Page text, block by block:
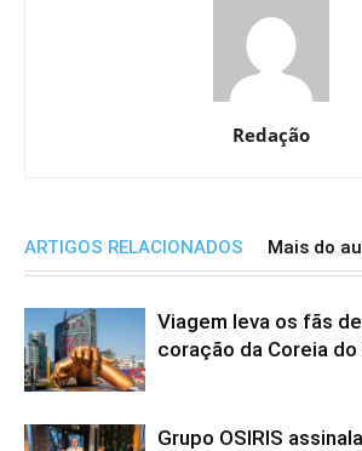
Redação
ARTIGOS RELACIONADOS Mais do
Viagem leva os fãs
coração da Coreia do
Grupo OSIRIS